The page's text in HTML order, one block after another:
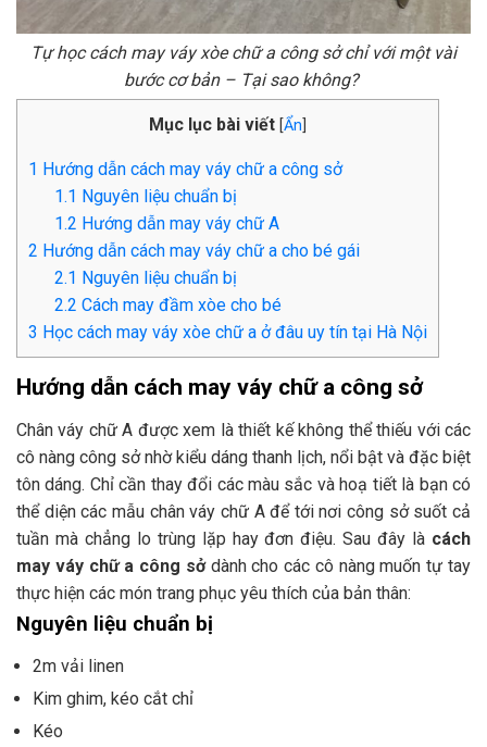
Tự học cách may váy xòe chữ a công sở chỉ với một vài
bước cơ bản – Tại sao không?
Mục lục bài viết [Ẩn
1 Hướng dẫn cách may váy chữ a công sở
1.1 Nguyên liệu chuẩn bị
1.2 Hướng dẫn may váy chữ A
2 Hướng dẫn cách may váy chữ a cho bé gái
2.1 Nguyên liệu chuẩn bị
2.2 Cách may đầm xòe cho bé
3 Học cách may váy xòe chữ a ở đâu uy tín tại Hà Nội
Hướng dẫn cách may váy chữ a công sở
Chân váy chữ A được xem là thiết kế không thể thiếu với các
cô nàng công sở nhờ kiểu dáng thanh lịch, nổi bật và đặc biệt
tôn dáng. Chỉ cần thay đổi các màu sắc và hoạ tiết là bạn có
thể diện các mẫu chân váy chữ A để tới nơi công sở suốt cả
tuần mà chẳng lo trùng lặp hay đơn điệu. Sau đây là cách
may váy chữ a công sở dành cho các cô nàng muốn tự tay
thực hiện các món trang phục yêu thích của bản thân:
Nguyên liệu chuẩn bị
2m vải linen
Kim ghim, kéo cắt chỉ
Kéo